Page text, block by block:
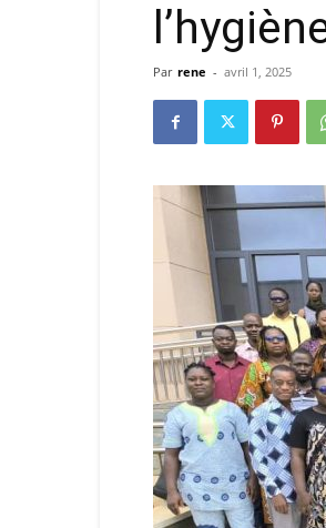
Par rene - avril 1, 2025